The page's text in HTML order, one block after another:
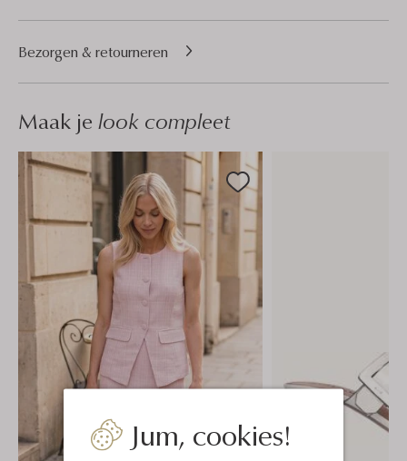
Jum, cookies!
Bezorgen & retourneren
Maak je look compleet